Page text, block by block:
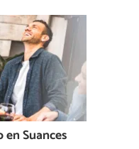
Suances